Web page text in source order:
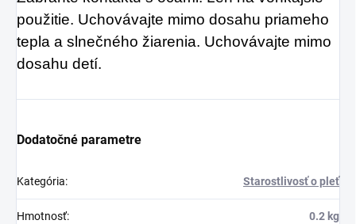
použitie. Uchovávajte mimo dosahu priameho
tepla a slnečného žiarenia. Uchovávajte mimo
dosahu detí.
Dodatočné parametre
Kategória: Starostlivosť o pleť
Hmotnosť: 0.2 kg